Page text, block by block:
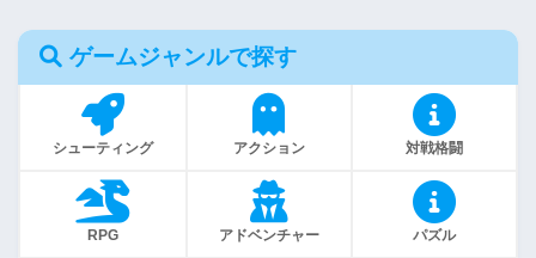
ゲームジャンルで探す
シューティング アクション 対戦格闘
RPG アドベンチャー パズル